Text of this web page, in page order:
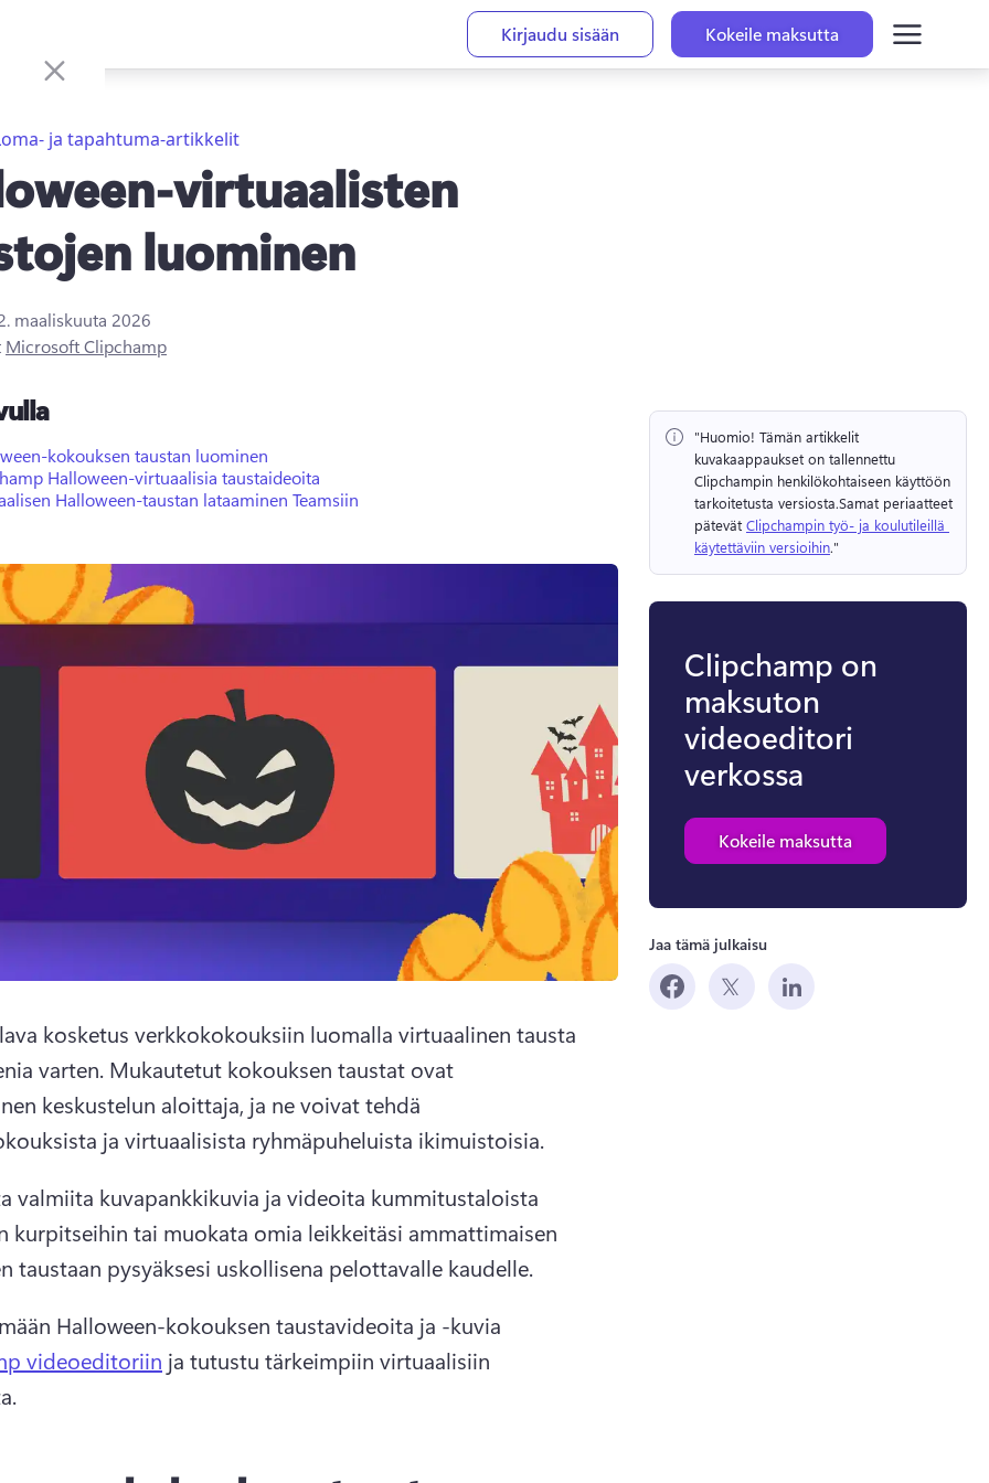
Kirjaudu sisään Kokeile maksutta
ja tapahtuma-artikkelit
virtuaalisten
luominen
maaliskuuta 2026
Microsoft Clipchamp
kokouksen taustan luominen
Halloween-virtuaalisia taustaideoita
Halloween-taustan lataaminen Teamsiin
kosketus verkkokokouksiin luomalla virtuaalinen tausta
varten. Mukautetut kokouksen taustat ovat
keskustelun aloittaja, ja ne voivat tehdä
ja virtuaalisista ryhmäpuheluista ikimuistoisia.
valmiita kuvapankkikuvia ja videoita kummitustaloista
kurpitseihin tai muokata omia leikkeitäsi ammattimaisen
taustaan pysyäksesi uskollisena pelottavalle kaudelle.
Halloween-kokouksen taustavideoita ja -kuvia
videoeditoriin ja tutustu tärkeimpiin virtuaalisiin
"Huomio! Tämän artikkelit
kuvakaappaukset on tallennettu
Clipchampin henkilökohtaiseen käyttöön
tarkoitetusta versiosta.Samat periaatteet
pätevät Clipchampin työ- ja koulutileillä
käytettäviin versioihin."
Clipchamp on
maksuton
videoeditori
verkossa
Kokeile maksutta
Jaa tämä julkaisu